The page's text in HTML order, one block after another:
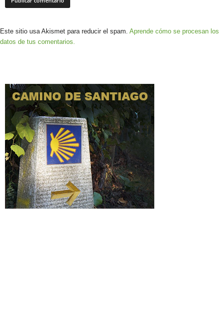
Este sitio usa Akismet para reducir el spam. Aprende cómo se procesan los
datos de tus comentarios.